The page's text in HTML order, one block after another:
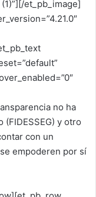
et_pb_image]
no ha
y otro
con un
empoderen por sí